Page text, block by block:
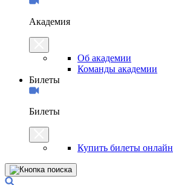
Академия
Об академии
Команды академии
Билеты
Билеты
Купить билеты онлайн